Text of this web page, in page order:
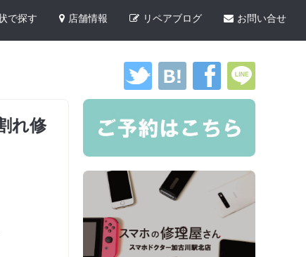
で探す 店舗情報 リペアブログ お問い合せ
れ修